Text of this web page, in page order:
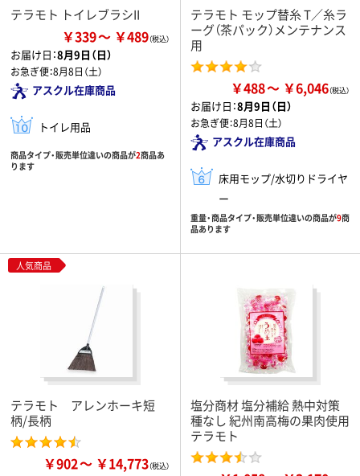
テラモト トイレブラシII
￥339 ￥489
お届け日：8月9日（日）
お急ぎ便：8月8日（土）
アスクル在庫商品
トイレ用品
商品タイプ・販売単位違いの商品が2商品あ
ります
テラモト モップ替糸 T／糸ラ
ーグ（茶パック）メンテナンス
用
￥488 ￥6,046
お届け日：8月9日（日）
お急ぎ便：8月8日（土）
アスクル在庫商品
床用モップ/水切りドライヤ
ー
重量・商品タイプ・販売単位違いの商品が9商
品あります
人気商品
テラモト アレンホーキ短
柄/長柄
￥902 ￥14,773
塩分商材 塩分補給 熱中対策
種なし 紀州南高梅の果肉使用
テラモト